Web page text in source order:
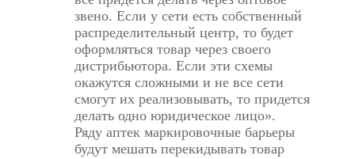
звено. Если у сети есть собственный
распределительный центр, то будет
оформляться товар через своего
дистрибьютора. Если эти схемы
окажутся сложными и не все сети
смогут их реализовывать, то придется
делать одно юридическое лицо».
Ряду аптек маркировочные барьеры
будут мешать перекидывать товар